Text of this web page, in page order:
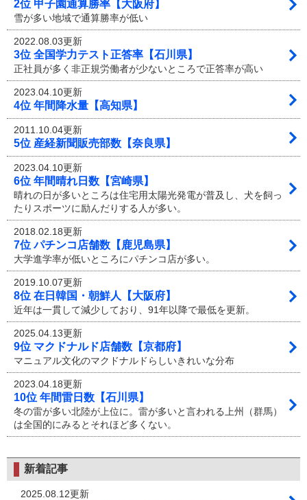
2位 甲子園通算勝率【大阪府】
雪が多い地域で通算勝率が低い
2022.08.03更新
3位 全国学力テスト正答率【石川県】
正社員が多く非正規労働者が少ないところで正答率が高い
2023.04.10更新
4位 年間降水量【高知県】
2011.10.04更新
5位 産経新聞販売部数【奈良県】
2023.04.10更新
6位 年間晴れ日数【宮崎県】
晴れの日が多いところは住宅用太陽光発電が普及し、犬を飼っ
たりスポーツに励んだりする人が多い。
2018.02.18更新
7位 パチンコ店舗数【鹿児島県】
大学進学率が低いところにパチンコ店が多い。
2019.10.07更新
8位 在日韓国・朝鮮人【大阪府】
近年は一貫して減少しており、91年以降で最低を更新。
2025.04.13更新
9位 マクドナルド店舗数【京都府】
マニュアル文化のマクドナルドらしいきれいな分布
2023.04.18更新
10位 年間雷日数【石川県】
冬の雷が多い北陸が上位に。雷が多いと言われる上州（群馬）
は全国的にみるとそれほど多くない。
新着記事
2025.08.12更新